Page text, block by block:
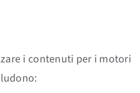
i contenuti per i motori